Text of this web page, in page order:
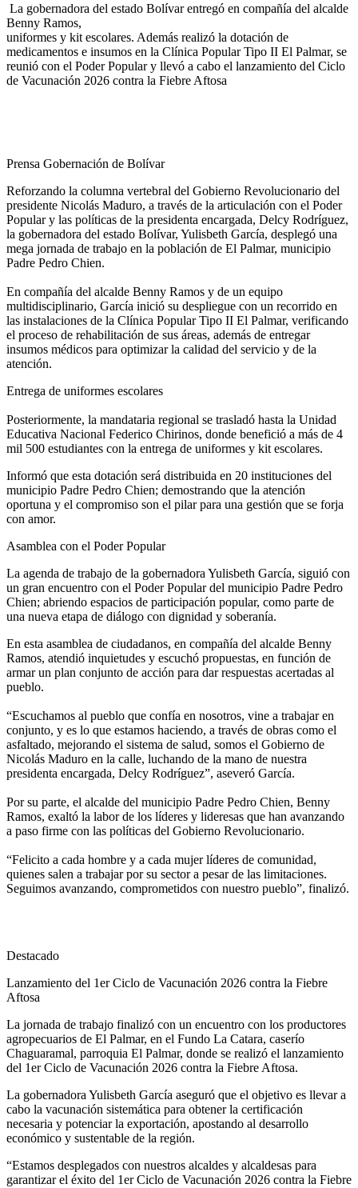
‎ La gobernadora del estado Bolívar entregó en compañía del alcalde
Benny Ramos,
‎uniformes y kit escolares. Además realizó la dotación de
medicamentos e insumos en la Clínica Popular Tipo II El Palmar, se
reunió con el Poder Popular y llevó a cabo el lanzamiento del Ciclo
de Vacunación 2026 contra la Fiebre Aftosa
‎Prensa Gobernación de Bolívar
Reforzando la columna vertebral del Gobierno Revolucionario del
presidente Nicolás Maduro, a través de la articulación con el Poder
Popular y las políticas de la presidenta encargada, Delcy Rodríguez,
la gobernadora del estado Bolívar, Yulisbeth García, desplegó una
mega jornada de trabajo en la población de El Palmar, municipio
Padre Pedro Chien.
‎En compañía del alcalde Benny Ramos y de un equipo
multidisciplinario, García inició su despliegue con un recorrido en
las instalaciones de la Clínica Popular Tipo II El Palmar, verificando
el proceso de rehabilitación de sus áreas, además de entregar
insumos médicos para optimizar la calidad del servicio y de la
atención.
Entrega de uniformes escolares
‎Posteriormente, la mandataria regional se trasladó hasta la Unidad
Educativa Nacional Federico Chirinos, donde benefició a más de 4
mil 500 estudiantes con la entrega de uniformes y kit escolares.
Informó que esta dotación será distribuida en 20 instituciones del
municipio Padre Pedro Chien; demostrando que la atención
oportuna y el compromiso son el pilar para una gestión que se forja
con amor.
Asamblea con el Poder Popular
La agenda de trabajo de la gobernadora Yulisbeth García, siguió con
un gran encuentro con el Poder Popular del municipio Padre Pedro
Chien; abriendo espacios de participación popular, como parte de
una nueva etapa de diálogo con dignidad y soberanía.
En esta asamblea de ciudadanos, en compañía del alcalde Benny
Ramos, atendió inquietudes y escuchó propuestas, en función de
armar un plan conjunto de acción para dar respuestas acertadas al
pueblo.
“Escuchamos al pueblo que confía en nosotros, vine a trabajar en
conjunto, y es lo que estamos haciendo, a través de obras como el
asfaltado, mejorando el sistema de salud, somos el Gobierno de
Nicolás Maduro en la calle, luchando de la mano de nuestra
presidenta encargada, Delcy Rodríguez”, aseveró García.
‎Por su parte, el alcalde del municipio Padre Pedro Chien, Benny
Ramos, exaltó la labor de los líderes y lideresas que han avanzando
a paso firme con las políticas del Gobierno Revolucionario.
“Felicito a cada hombre y a cada mujer líderes de comunidad,
quienes salen a trabajar por su sector a pesar de las limitaciones.
Seguimos avanzando, comprometidos con nuestro pueblo”, finalizó.
Destacado
Lanzamiento del 1er Ciclo de Vacunación 2026 contra la Fiebre
Aftosa
La jornada de trabajo finalizó con un encuentro con los productores
agropecuarios de El Palmar, en el Fundo La Catara, caserío
Chaguaramal, parroquia El Palmar, donde se realizó el lanzamiento
del 1er Ciclo de Vacunación 2026 contra la Fiebre Aftosa.
La gobernadora Yulisbeth García aseguró que el objetivo es llevar a
cabo la vacunación sistemática para obtener la certificación
necesaria y potenciar la exportación, apostando al desarrollo
económico y sustentable de la región.
“Estamos desplegados con nuestros alcaldes y alcaldesas para
garantizar el éxito del 1er Ciclo de Vacunación 2026 contra la Fiebre